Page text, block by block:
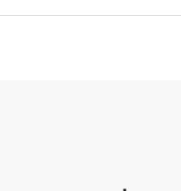
ทะเบียนรถระหว่างผู้ขายและผู้